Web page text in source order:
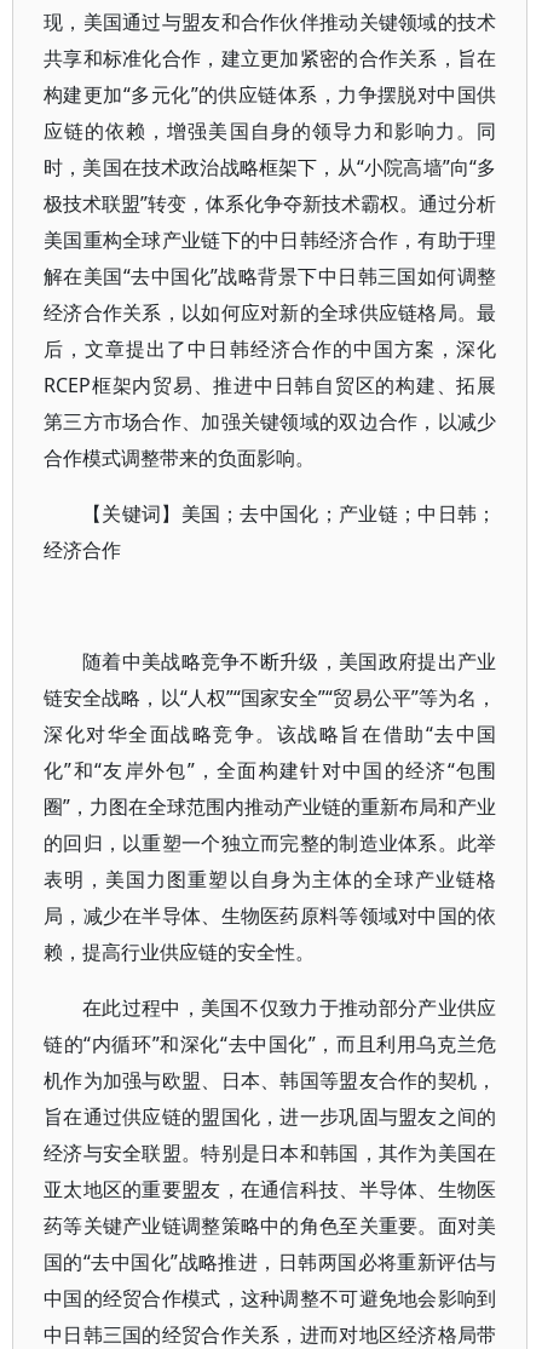
现，美国通过与盟友和合作伙伴推动关键领域的技术
共享和标准化合作，建立更加紧密的合作关系，旨在
构建更加“多元化”的供应链体系，力争摆脱对中国供
应链的依赖，增强美国自身的领导力和影响力。同
时，美国在技术政治战略框架下，从“小院高墙”向“多
极技术联盟”转变，体系化争夺新技术霸权。通过分析
美国重构全球产业链下的中日韩经济合作，有助于理
解在美国“去中国化”战略背景下中日韩三国如何调整
经济合作关系，以如何应对新的全球供应链格局。最
后，文章提出了中日韩经济合作的中国方案，深化
RCEP框架内贸易、推进中日韩自贸区的构建、拓展
第三方市场合作、加强关键领域的双边合作，以减少
合作模式调整带来的负面影响。
【关键词】美国；去中国化；产业链；中日韩；
经济合作
随着中美战略竞争不断升级，美国政府提出产业
链安全战略，以“人权”“国家安全”“贸易公平”等为名，
深化对华全面战略竞争。该战略旨在借助“去中国
化”和“友岸外包”，全面构建针对中国的经济“包围
圈”，力图在全球范围内推动产业链的重新布局和产业
的回归，以重塑一个独立而完整的制造业体系。此举
表明，美国力图重塑以自身为主体的全球产业链格
局，减少在半导体、生物医药原料等领域对中国的依
赖，提高行业供应链的安全性。
在此过程中，美国不仅致力于推动部分产业供应
链的“内循环”和深化“去中国化”，而且利用乌克兰危
机作为加强与欧盟、日本、韩国等盟友合作的契机，
旨在通过供应链的盟国化，进一步巩固与盟友之间的
经济与安全联盟。特别是日本和韩国，其作为美国在
亚太地区的重要盟友，在通信科技、半导体、生物医
药等关键产业链调整策略中的角色至关重要。面对美
国的“去中国化”战略推进，日韩两国必将重新评估与
中国的经贸合作模式，这种调整不可避免地会影响到
中日韩三国的经贸合作关系，进而对地区经济格局带